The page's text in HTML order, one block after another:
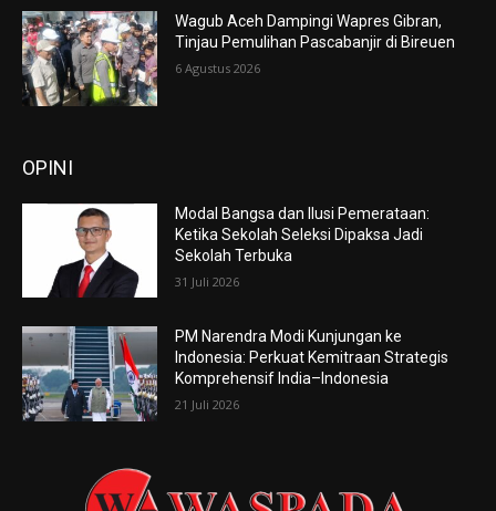
Wagub Aceh Dampingi Wapres Gibran,
Tinjau Pemulihan Pascabanjir di Bireuen
6 Agustus 2026
OPINI
Modal Bangsa dan Ilusi Pemerataan:
Ketika Sekolah Seleksi Dipaksa Jadi
Sekolah Terbuka
31 Juli 2026
PM Narendra Modi Kunjungan ke
Indonesia: Perkuat Kemitraan Strategis
Komprehensif India–Indonesia
21 Juli 2026